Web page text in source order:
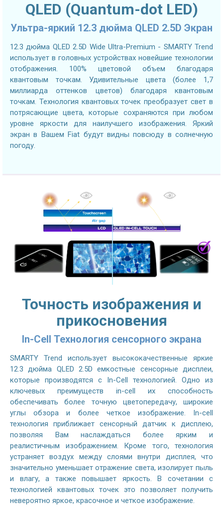
QLED (Quantum-dot LED)
Ультра-яркий 12.3 дюйма QLED 2.5D Экран
12.3 дюйма QLED 2.5D Wide Ultra-Premium - SMARTY Trend
использует в головных устройствах новейшие технологии
отображения. 100% цветовой объем благодаря
квантовым точкам. Удивительные цвета (более 1,7
миллиарда оттенков цветов) благодаря квантовым
точкам. Технология квантовых точек преобразует свет в
потрясающие цвета, которые сохраняются при любом
уровне яркости для наилучшего изображения. Яркий
экран в Вашем Fiat будут видны повсюду в солнечную
погоду.
Точность изображения и
прикосновения
In-Cell Технология сенсорного экрана
SMARTY Trend использует высококачественные яркие
12.3 дюйма QLED 2.5D емкостные сенсорные дисплеи,
которые производятся с In-Cell технологией. Одно из
ключевых преимуществ in-cell их способность
обеспечивать более точную цветопередачу, широкие
углы обзора и более четкое изображение. In-cell
технология приближает сенсорный датчик к дисплею,
позволяя Вам наслаждаться более ярким и
реалистичным изображением. Кроме того, технология
устраняет воздух между слоями внутри дисплея, что
значительно уменьшает отражение света, изолирует пыль
и влагу, а также повышает яркость. В сочетании с
технологией квантовых точек это позволяет получить
невероятно яркое, красочное и четкое изображение.